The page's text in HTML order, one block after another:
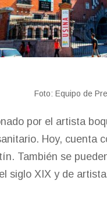
Foto: Equipo de
por el artista
Hoy, cuenta
También se
siglo XIX y de